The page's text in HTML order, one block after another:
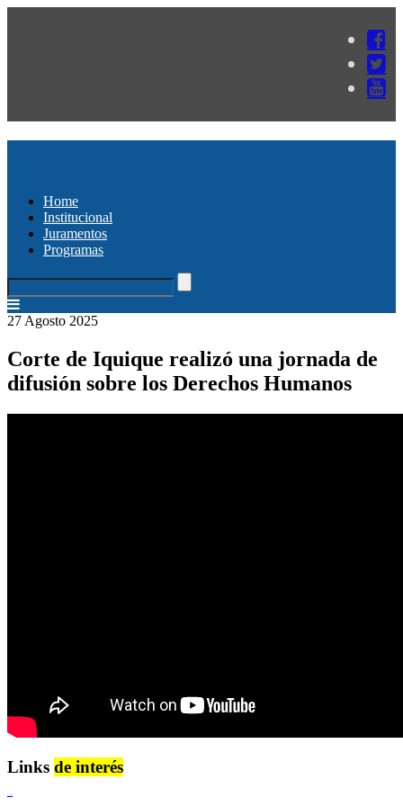
Home
Institucional
Juramentos
Programas
27 Agosto 2025
Corte de Iquique realizó una jornada de
difusión sobre los Derechos Humanos
Links de interés